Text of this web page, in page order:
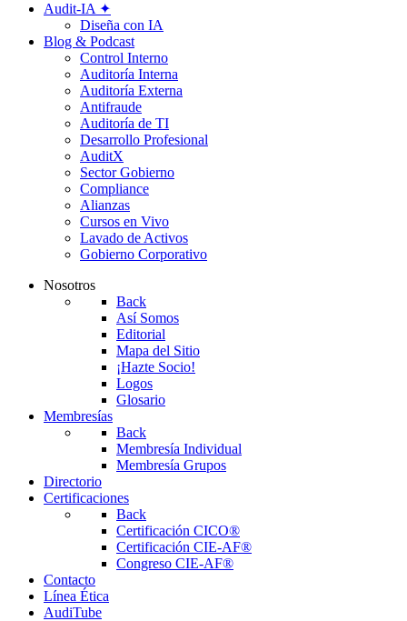
Audit-IA ✦
Diseña con IA
Blog & Podcast
Control Interno
Auditoría Interna
Auditoría Externa
Antifraude
Auditoría de TI
Desarrollo Profesional
AuditX
Sector Gobierno
Compliance
Alianzas
Cursos en Vivo
Lavado de Activos
Gobierno Corporativo
Nosotros
Back
Así Somos
Editorial
Mapa del Sitio
¡Hazte Socio!
Logos
Glosario
Membresías
Back
Membresía Individual
Membresía Grupos
Directorio
Certificaciones
Back
Certificación CICO®
Certificación CIE-AF®
Congreso CIE-AF®
Contacto
Línea Ética
AudiTube